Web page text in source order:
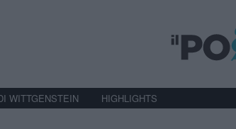
WITTGENSTEIN HIGHLIGHTS